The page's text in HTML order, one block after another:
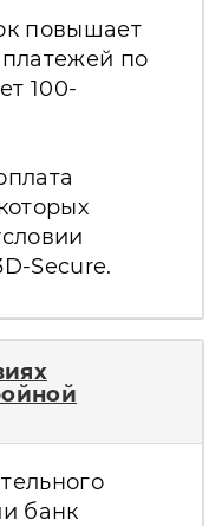
повышает
по
100-
Secure.
банк